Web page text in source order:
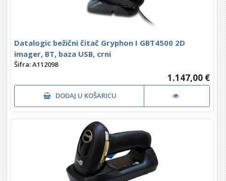
Datalogic bežični čitač Gryphon I GBT4500 2D
imager, BT, baza USB, crni
Šifra: A112098
1.147,00 €
DODAJ U KOŠARICU